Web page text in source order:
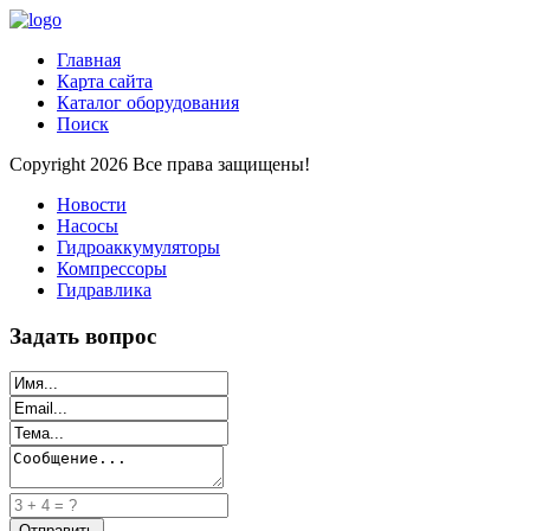
Главная
Карта сайта
Каталог оборудования
Поиск
Copyright 2026 Все права защищены!
Новости
Насосы
Гидроаккумуляторы
Компрессоры
Гидравлика
Задать вопрос